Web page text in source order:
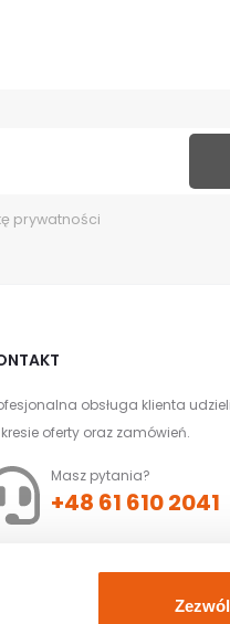
prywatności
obsługa klienta
oferty oraz zamówień.
Masz pytania?
+48 61 610 2041
Złóż